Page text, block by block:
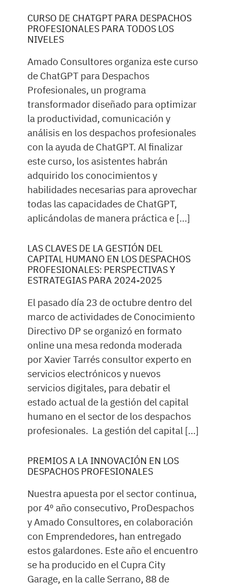
CURSO DE CHATGPT PARA DESPACHOS
PROFESIONALES PARA TODOS LOS
NIVELES
Amado Consultores organiza este curso
de ChatGPT para Despachos
Profesionales, un programa
transformador diseñado para optimizar
la productividad, comunicación y
análisis en los despachos profesionales
con la ayuda de ChatGPT. Al finalizar
este curso, los asistentes habrán
adquirido los conocimientos y
habilidades necesarias para aprovechar
todas las capacidades de ChatGPT,
aplicándolas de manera práctica e […]
LAS CLAVES DE LA GESTIÓN DEL
CAPITAL HUMANO EN LOS DESPACHOS
PROFESIONALES: PERSPECTIVAS Y
ESTRATEGIAS PARA 2024-2025
El pasado día 23 de octubre dentro del
marco de actividades de Conocimiento
Directivo DP se organizó en formato
online una mesa redonda moderada
por Xavier Tarrés consultor experto en
servicios electrónicos y nuevos
servicios digitales, para debatir el
estado actual de la gestión del capital
humano en el sector de los despachos
profesionales. La gestión del capital […]
PREMIOS A LA INNOVACIÓN EN LOS
DESPACHOS PROFESIONALES
Nuestra apuesta por el sector continua,
por 4º año consecutivo, ProDespachos
y Amado Consultores, en colaboración
con Emprendedores, han entregado
estos galardones. Este año el encuentro
se ha producido en el Cupra City
Garage, en la calle Serrano, 88 de